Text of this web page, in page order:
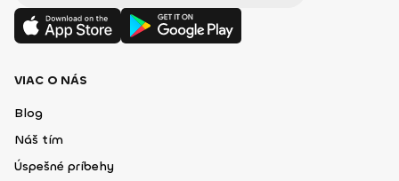
VIAC O NÁS
Blog
Náš tím
Úspešné príbehy